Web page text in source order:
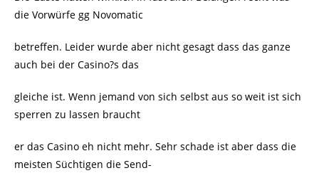
die Vorwürfe gg Novomatic
betreffen. Leider wurde aber nicht gesagt dass das ganze
auch bei der Casino?s das
gleiche ist. Wenn jemand von sich selbst aus so weit ist sich
sperren zu lassen braucht
er das Casino eh nicht mehr. Sehr schade ist aber dass die
meisten Süchtigen die Send-